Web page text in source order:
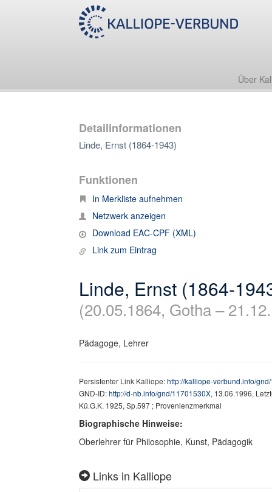
Über
Detailinformationen
Linde, Ernst (1864-1943)
Funktionen
In Merkliste aufnehmen
Netzwerk anzeigen
Download EAC-CPF (XML)
Link zum Eintrag
Linde, Ernst (1864-
(20.05.1864, Gotha –
Pädagoge, Lehrer
Persistenter Link Kalliope:http://kalliope-verbund.info/
GND-ID:http://d-nb.info/gnd/11701530X, 13.06.1996,
Kü.G.K. 1925, Sp.597 ; Provenienzmerkmal
Biographische Hinweise:
Oberlehrer für Philosophie, Kunst, Pädagogik
Links in Kalliope